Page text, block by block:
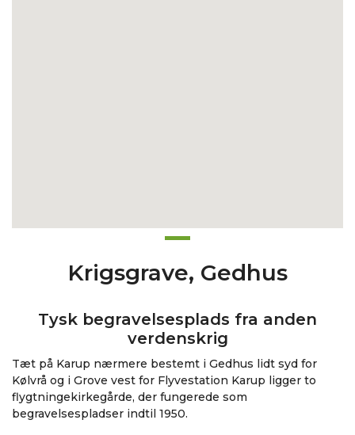
Krigsgrave, Gedhus
Tysk begravelsesplads fra anden
verdenskrig
Tæt på Karup nærmere bestemt i Gedhus lidt syd for
Kølvrå og i Grove vest for Flyvestation Karup ligger to
flygtningekirkegårde, der fungerede som
begravelsespladser indtil 1950.